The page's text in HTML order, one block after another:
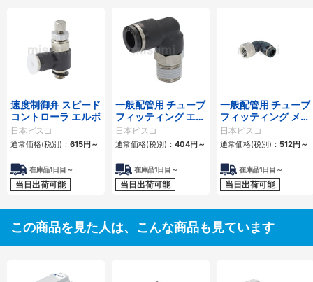
速度制御弁 スピード
コントローラ エルボ
日本ピスコ
通常価格(税別)： 615円 ～
在庫品1日目～
当日出荷可能
一般配管用 チューブ
フィッティング エル
ボ
日本ピスコ
通常価格(税別)： 404円 ～
在庫品1日目～
当日出荷可能
一般配管用 チューブ
フィッティング メス
エルボ
日本ピスコ
通常価格(税別)： 512円 ～
在庫品1日目～
当日出荷可能
この商品を見た人は、こんな商品も見ています